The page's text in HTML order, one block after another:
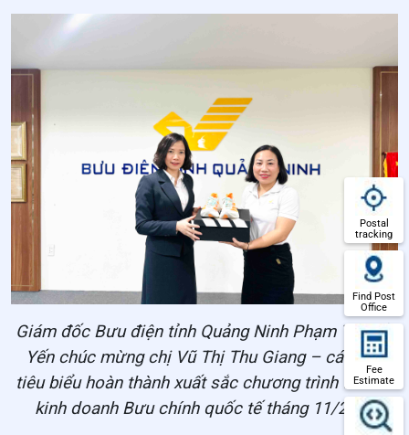
Giám đốc Bưu điện tỉnh Quảng Ninh Phạm Thị Hải
Yến chúc mừng chị Vũ Thị Thu Giang – cá nhân
tiêu biểu hoàn thành xuất sắc chương trình thi đua
kinh doanh Bưu chính quốc tế tháng 11/2025
Postal
tracking
Find Post
Office
Fee
Estimate